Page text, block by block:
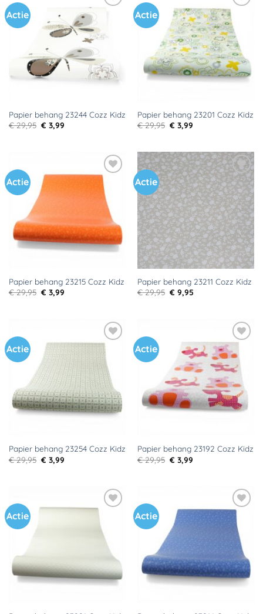
Actie
Toevoegen
verlanglijst
Papier behang 23244 Cozz Kidz
€29,95 Oorspronkelijke
prijs
€ 3,99Huidige
Actie
Toevoegen
aan
verlanglijst
Papier behang 23201 Cozz Kidz
€29,95 Oorspronkelijke
prijs
€ 3,99Huidige
Actie
Toevoegen
aan
verlanglijst
Papier behang 23215 Cozz Kidz
€29,95 Oorspronkelijke
prijs
€ 3,99Huidige
Actie
Toevoegen
aan
verlanglijst
Papier behang 23211 Cozz Kidz
€29,95 Oorspronkelijke
prijs
€ 9,95Huidige
Actie
Toevoegen
aan
verlanglijst
Papier behang 23254 Cozz Kidz
€29,95 Oorspronkelijke
prijs
€ 3,99Huidige
Actie
Toevoegen
aan
verlanglijst
Papier behang 23192 Cozz Kidz
€29,95 Oorspronkelijke
prijs
€ 3,99Huidige
Actie
aan
verlanglijst
Actie
Toevoegen
aan
verlanglijst